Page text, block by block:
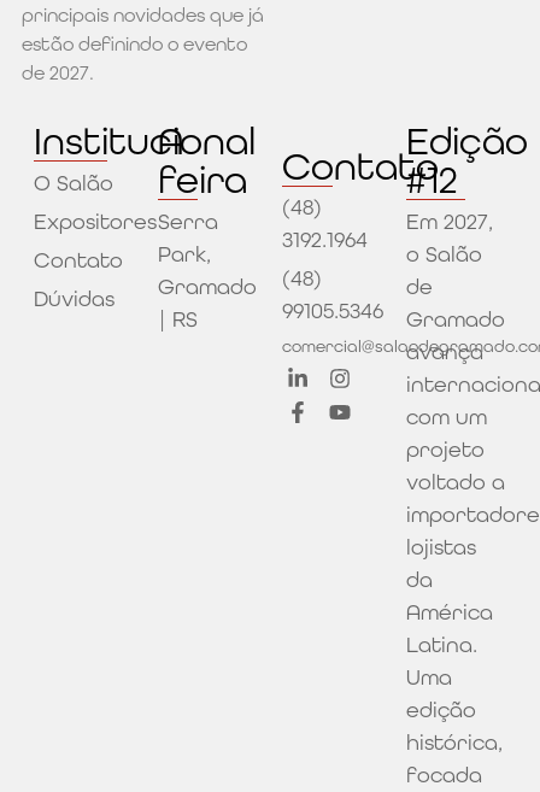
principais novidades que já
estão definindo o evento
de 2027.
Institucional
O Salão
Expositores
Contato
Dúvidas
A
feira
Serra
Park,
Gramado
| RS
Contato
(48)
3192.1964
(48)
99105.5346
Edição
#12
Em 2027,
o Salão
de
Gramado
avança
com um
projeto
voltado a
lojistas
da
América
Latina.
Uma
edição
histórica,
focada